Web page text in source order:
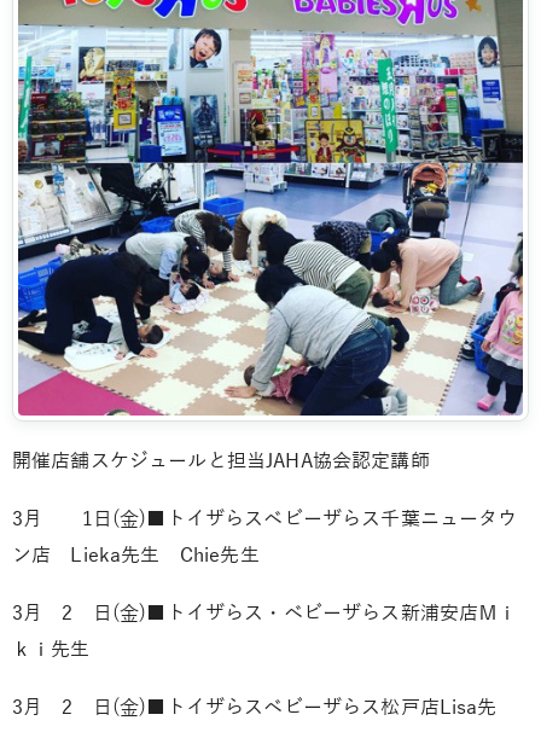
開催店舗スケジュールと担当JAHA協会認定講師
3月 1日(金)■トイザらスベビーザらス千葉ニュータウ
ン店
Lieka先生 Chie先生
3月 2 日(金)■トイザらス・ベビーザらス新浦安店 Ｍｉ
ｋｉ先生
3月 2 日(金)■トイザらスベビーザらス松戸店 Lisa先